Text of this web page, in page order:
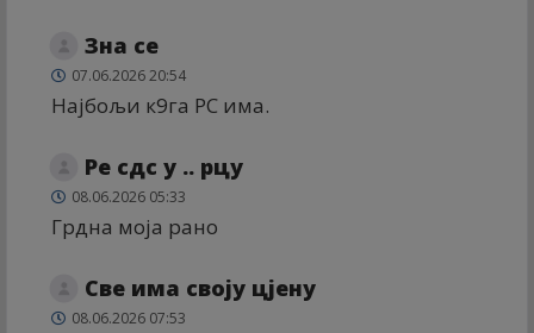
Зна се
07.06.2026 20:54
Најбољи к9га РС има.
Ре сдс у .. рцу
08.06.2026 05:33
Грдна моја рано
Све има своју цјену
08.06.2026 07:53